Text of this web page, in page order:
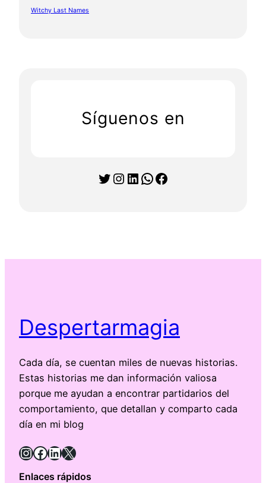
Witchy Last Names
Síguenos en
Twitter Instagram LinkedIn WhatsApp Facebook
Despertarmagia
Cada día, se cuentan miles de nuevas historias.
Estas historias me dan información valiosa
porque me ayudan a encontrar partidarios del
comportamiento, que detallan y comparto cada
día en mi blog
InstagramFacebook LinkedIn X
Enlaces rápidos